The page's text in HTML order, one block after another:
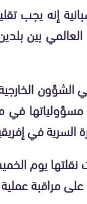
إنه يجب
الشؤون
في
في
يوم
على مراقبة